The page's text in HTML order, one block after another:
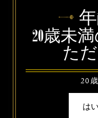
20歳未
た
20
はい